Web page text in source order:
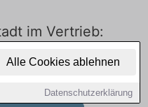
Alle Cookies ablehnen
Datenschutzerklärung
im Vertrieb:
für